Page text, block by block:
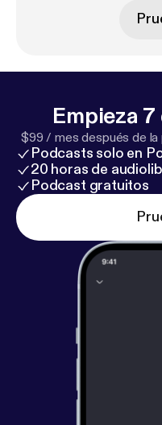
Empieza
$99 / mes después de la
Podcasts solo en
20 horas de
Podcast gratuitos